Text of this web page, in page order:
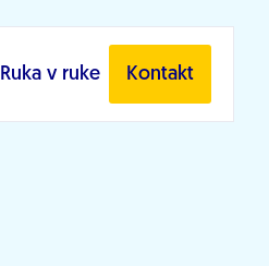
Ruka v ruke Kontakt